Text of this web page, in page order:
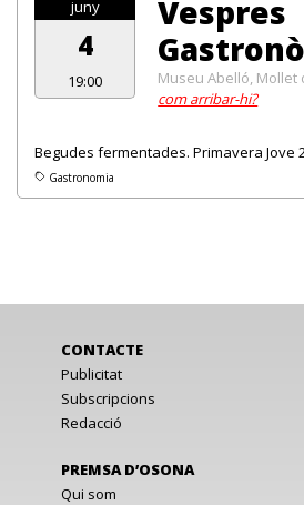
juny
4
19:00
Gastronomia
Vespres
Museu Abelló, Mollet
com arribar-hi?
Begudes fermentades. Primavera Jove
CONTACTE
Publicitat
Subscripcions
Redacció
PREMSA D’OSONA
Qui som